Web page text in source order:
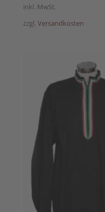
inkl. MwSt.
zzgl. Versandkosten